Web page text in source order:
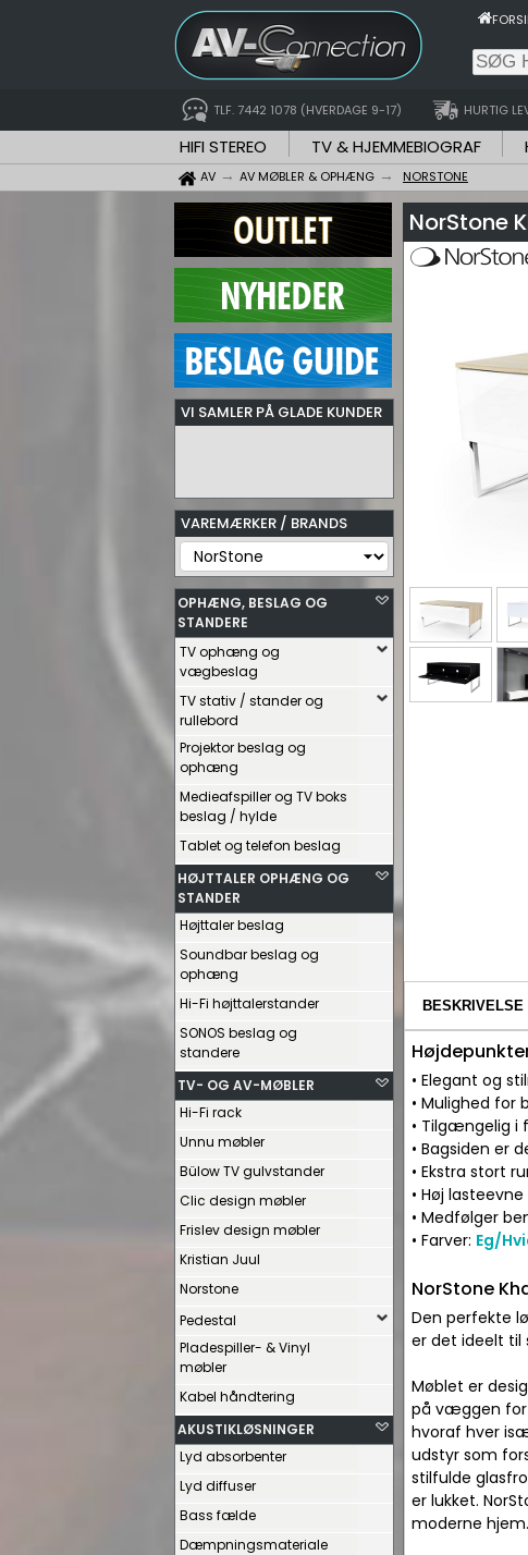
TLF. 7442 1078 (HVERDAGE 9-17) HURTIG
HIFI STEREO TV & HJEMMEBIOGRAF
AV AV MØBLER & OPHÆNG NORSTONE
VI SAMLER PÅ GLADE KUNDER
VAREMÆRKER / BRANDS
OPHÆNG, BESLAG OG
STANDERE
TV ophæng og
vægbeslag
TV stativ / stander og
rullebord
Projektor beslag og
ophæng
Medieafspiller og TV boks
beslag / hylde
Tablet og telefon beslag
HØJTTALER OPHÆNG OG
STANDER
Højttaler beslag
Soundbar beslag og
ophæng
Hi-Fi højttalerstander
SONOS beslag og
standere
TV- OG AV-MØBLER
Hi-Fi rack
Unnu møbler
Bülow TV gulvstander
Clic design møbler
Frislev design møbler
Kristian Juul
Norstone
Pedestal
Pladespiller- & Vinyl
møbler
Kabel håndtering
AKUSTIKLØSNINGER
Lyd absorbenter
Lyd diffuser
Bass fælde
Dæmpningsmateriale
NorStone
BESKRIVELSE
• Elegant og
• Mulighed
• Tilgængelig i
• Bagsiden er
• Ekstra stort
• Høj
• Medfølger
• Farver: Eg/
NorStone
Den perfekte
er det ideelt til
Møblet er
på væggen for
hvoraf hver
udstyr som
stilfulde
er lukket.
moderne hjem.